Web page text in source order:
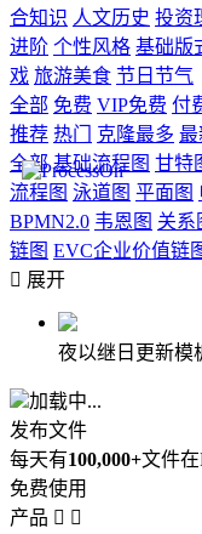
合知识 人文历史 投资
进阶 个性风格 基础版
戏 旅游美食 节日节气
全部 免费 VIP免费 付
推荐 热门 克隆最多 最
全部 基础流程图 甘特
流程图 泳道图 平面图
BPMN2.0 韦恩图 关系
链图 EVC企业价值链
 展开
夜以继日更新模
加载中...
发布文件
每天有100,000+文件在
免费使用
产品  